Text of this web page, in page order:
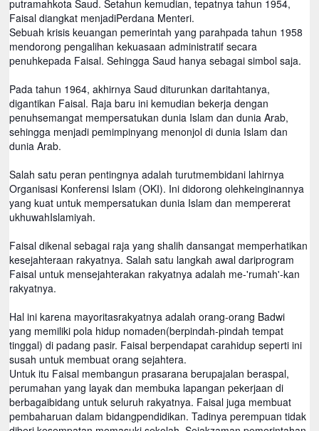
putramahkota Saud. Setahun kemudian, tepatnya tahun 1954,
Faisal diangkat menjadiPerdana Menteri.
Sebuah krisis keuangan pemerintah yang parahpada tahun 1958
mendorong pengalihan kekuasaan administratif secara
penuhkepada Faisal. Sehingga Saud hanya sebagai simbol saja.
Pada tahun 1964, akhirnya Saud diturunkan daritahtanya,
digantikan Faisal. Raja baru ini kemudian bekerja dengan
penuhsemangat mempersatukan dunia Islam dan dunia Arab,
sehingga menjadi pemimpinyang menonjol di dunia Islam dan
dunia Arab.
Salah satu peran pentingnya adalah turutmembidani lahirnya
Organisasi Konferensi Islam (OKI). Ini didorong olehkeinginannya
yang kuat untuk mempersatukan dunia Islam dan mempererat
ukhuwahIslamiyah.
Faisal dikenal sebagai raja yang shalih dansangat memperhatikan
kesejahteraan rakyatnya. Salah satu langkah awal dariprogram
Faisal untuk mensejahterakan rakyatnya adalah me-'rumah'-kan
rakyatnya.
Hal ini karena mayoritasrakyatnya adalah orang-orang Badwi
yang memiliki pola hidup nomaden(berpindah-pindah tempat
tinggal) di padang pasir. Faisal berpendapat carahidup seperti ini
susah untuk membuat orang sejahtera.
Untuk itu Faisal membangun prasarana berupajalan beraspal,
perumahan yang layak dan membuka lapangan pekerjaan di
berbagaibidang untuk seluruh rakyatnya. Faisal juga membuat
pembaharuan dalam bidangpendidikan. Tadinya perempuan tidak